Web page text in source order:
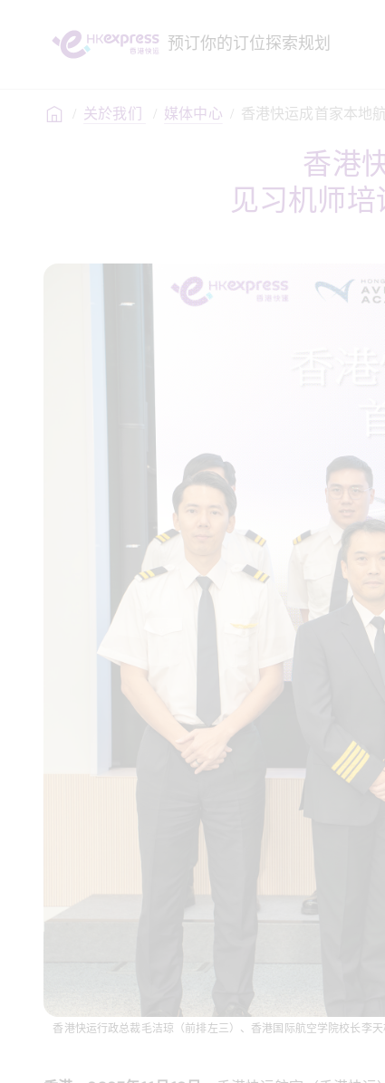
预订你的订位探索规划
/ 关於我们 / 媒体中心 / 香港快运成首家本地
香港
见习机师
香港快运行政总裁毛洁琼（前排左三）、香港国际航空学院校长李